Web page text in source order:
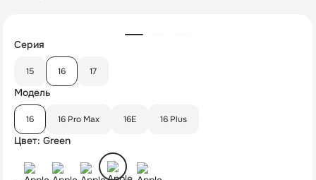
Серия
15 16 17
Модель
16 16 Pro Max 16E 16 Plus
Цвет: Green